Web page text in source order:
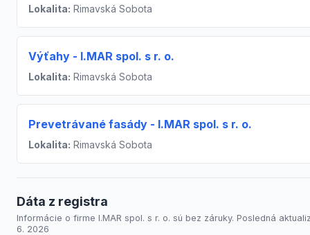
Lokalita: Rimavská Sobota
Výťahy - I.MAR spol. s r. o.
Lokalita: Rimavská Sobota
Prevetrávané fasády - I.MAR spol. s r. o.
Lokalita: Rimavská Sobota
Dáta z registra
Informácie o firme I.MAR spol. s r. o. sú bez záruky. Posledná
6. 2026